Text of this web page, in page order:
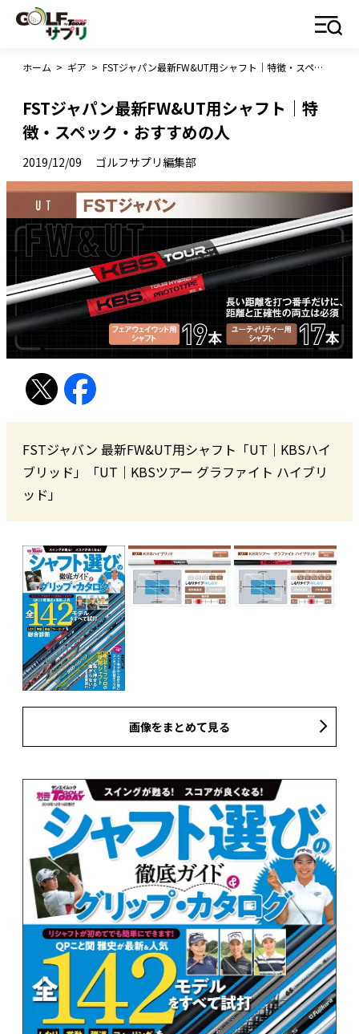
ホーム > ギア > FSTジャパン最新FW&UT用シャフト｜特徴・スペック・おすすめの人
FSTジャパン最新FW&UT用シャフト｜特
徴・スペック・おすすめの人
2019/12/09 ゴルフサプリ編集部
FSTジャバン 最新FW&UT用シャフト「UT｜KBSハイ
ブリッド」「UT｜KBSツアー グラファイト ハイブリ
ッド」
画像をまとめて見る